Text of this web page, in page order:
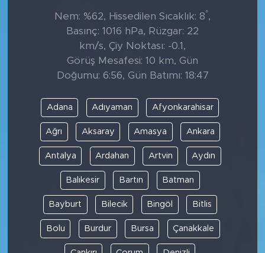
Nem: %62, Hissedilen Sıcaklık: 8°,
Basınç: 1016 hPa, Rüzgar: 22
km/s, Çiy Noktası: -0.1,
Görüş Mesafesi: 10 km, Gün
Doğumu: 6:56, Gün Batımı: 18:47
Adana Adıyaman Afyonkarahisar
Ağrı Aksaray Amasya Ankara
Antalya Ardahan Artvin Aydın
Balıkesir Bartın Batman
Bayburt Bilecik Bingöl Bitlis
Bolu Burdur Bursa Çanakkale